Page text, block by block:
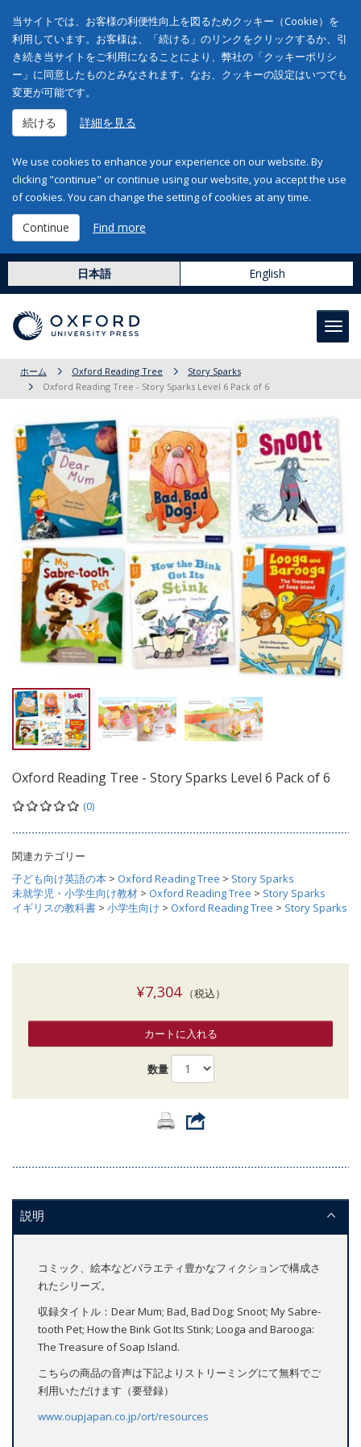
当サイトでは、お客様の利便性向上を図るためクッキー（Cookie）を
利用しています。お客様は、「続ける」のリンクをクリックするか、引
き続き当サイトをご利用になることにより、弊社の「クッキーポリシ
ー」に同意したものとみなされます。なお、クッキーの設定はいつでも
変更が可能です。
続ける 詳細を見る
We use cookies to enhance your experience on our website. By
clicking "continue" or continue using our website, you accept the use
of cookies. You can change the setting of cookies at any time.
Continue Find more
日本語 English
ホーム Oxford Reading Tree
Story Sparks
Oxford Reading Tree - Story Sparks Level 6 Pack of 6
Oxford Reading Tree - Story Sparks Level 6 Pack of 6
(0)
関連カテゴリー
子ども向け英語の本 > Oxford Reading Tree > Story Sparks
未就学児・小学生向け教材 > Oxford Reading Tree > Story Sparks
イギリスの教科書 > 小学生向け > Oxford Reading Tree > Story Sparks
¥7,304（税込）
カートに入れる
数量
説明
コミック、絵本などバラエティ豊かなフィクションで構成さ
れたシリーズ。
収録タイトル：Dear Mum; Bad, Bad Dog; Snoot; My Sabre-
tooth Pet; How the Bink Got Its Stink; Looga and Barooga:
The Treasure of Soap Island.
こちらの商品の音声は下記よりストリーミングにて無料でご
利用いただけます（要登録）
www.oupjapan.co.jp/ort/resources